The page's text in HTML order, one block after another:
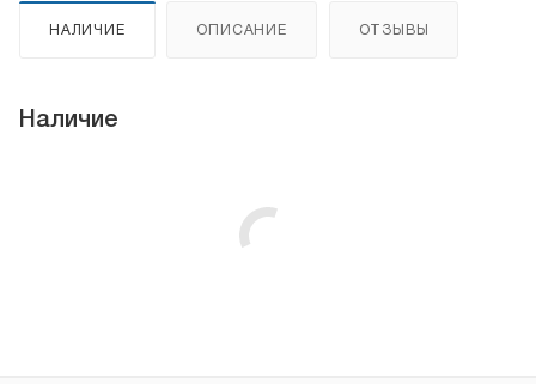
НАЛИЧИЕ ОПИСАНИЕ ОТЗЫВЫ
Наличие